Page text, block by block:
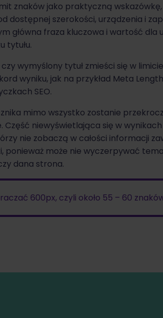
znaków jako praktyczną wskazówkę,
dostępnej szerokości, urządzenia i
główna fraza kluczowa i wartość dla
tytułu.
wymyślony tytuł zmieści się w
wyniku, jak na przykład Meta
SEO.
mimo wszystko zostanie
niewyświetlająca się w
nie zobaczą w całości informacji
może nie wyczerpywać
dana strona.
600px, czyli około 55 – 60